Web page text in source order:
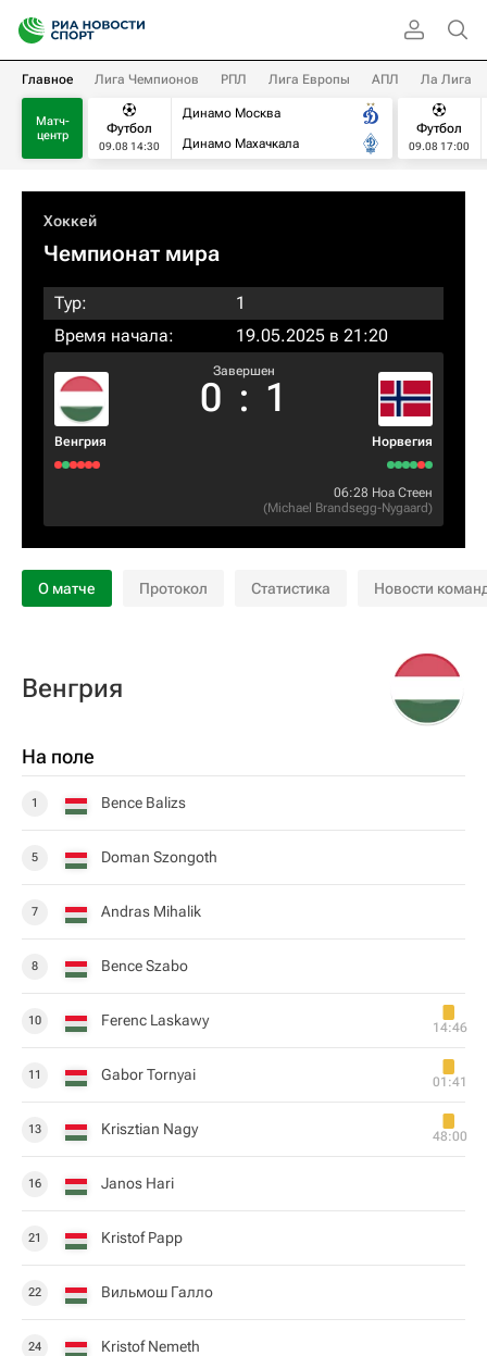
Главное Лига Чемпионов РПЛ Лига Европы АПЛ Ла Лига
Матч-
центр
Футбол
09.08 14:30
Динамо Москва
Динамо Махачкала
Футбол
09.08 17:00
Хоккей
Чемпионат мира
Тур:
1
Время начала:
19.05.2025 в 21:20
Венгрия
Завершен
0 : 1
Норвегия
06:28 Ноа Стеен
(Michael Brandsegg-Nygaard)
О матче Протокол Статистика Новости
Венгрия
На поле
1 Bence Balizs
5 Doman Szongoth
7 Andras Mihalik
8 Bence Szabo
10 Ferenc Laskawy 14:46
11 Gabor Tornyai 01:41
13 Krisztian Nagy 48:00
16 Janos Hari
21 Kristof Papp
22 Вильмош Галло
24 Kristof Nemeth